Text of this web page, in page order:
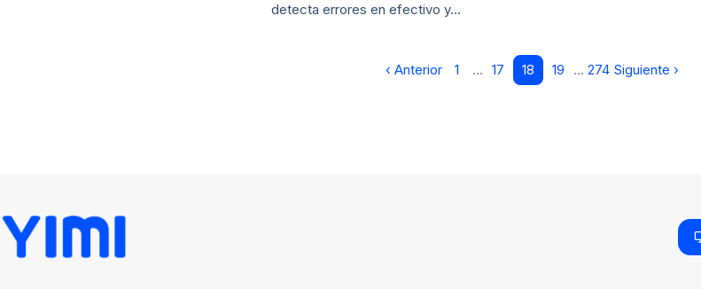
detecta errores en efectivo y…
‹ Anterior 1 … 17 18 19 … 274 Siguiente ›